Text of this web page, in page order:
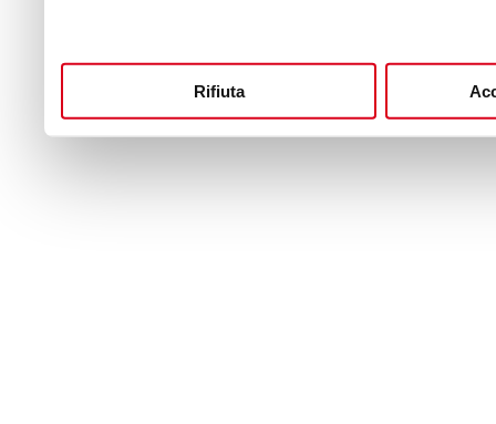
Rifiuta